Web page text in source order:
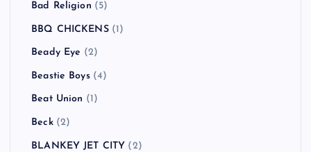
Bad Religion (5)
BBQ CHICKENS(1)
Beady Eye (2)
Beastie Boys(4)
Beat Union (1)
Beck(2)
BLANKEY JET CITY (2)